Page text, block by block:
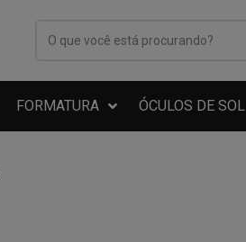
FORMATURA ÓCULOS DE SOL